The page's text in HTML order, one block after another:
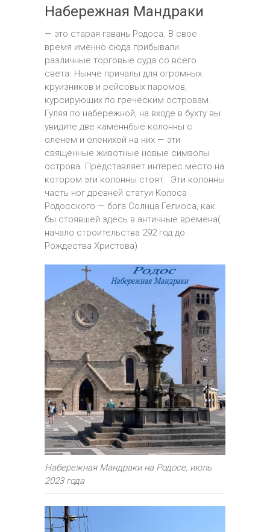
Набережная Мандраки
— это старая гавань Родоса. В свое
время именно сюда прибывали
различные торговые суда со всего
света. Нынче причалы для огромных
круизников и рейсовых паромов,
курсирующих по греческим островам.
Гуляя по набережной, на входе в бухту вы
увидите две каменн6ые колонны с
оленем и оленихой на них — эти
священные животные новые символы
острова. Представляет интерес место на
котором эти колонны стоят. Эти колонны
часть ног древней статуи Колоса
Родосского — бога Солнца Гелиоса, как
бы стоявшей здесь в античные времена(
начало строительства 292 год до
Рождества Христова)
Набережная Мандраки на Родосе, июль
2023 года